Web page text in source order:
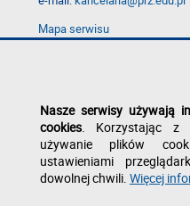
Mapa serwisu
Deklaracja dostępności
Nasze serwisy używają
cookies. Korzystając z
używanie plików
ustawieniami
dowolnej chwili. Więcej